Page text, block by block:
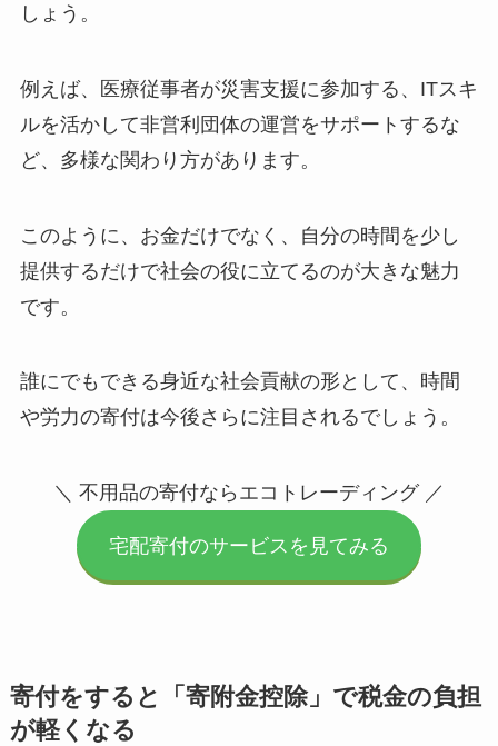
しょう。
例えば、医療従事者が災害支援に参加する、ITスキ
ルを活かして非営利団体の運営をサポートするな
ど、多様な関わり方があります。
このように、お金だけでなく、自分の時間を少し
提供するだけで社会の役に立てるのが大きな魅力
です。
誰にでもできる身近な社会貢献の形として、時間
や労力の寄付は今後さらに注目されるでしょう。
＼ 不用品の寄付ならエコトレーディング ／
宅配寄付のサービスを見てみる
寄付をすると「寄附金控除」で税金の負担
が軽くなる